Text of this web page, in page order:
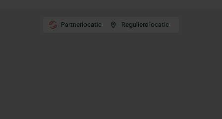
Partnerlocatie Reguliere locatie